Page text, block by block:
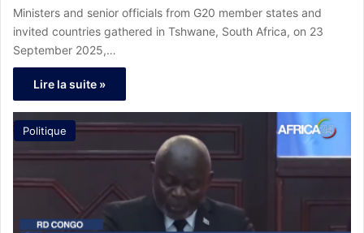
Ministers and senior officials from G20 member states and
invited countries gathered in Tshwane, South Africa, on 23
September 2025,…
Lire la suite »
Politique